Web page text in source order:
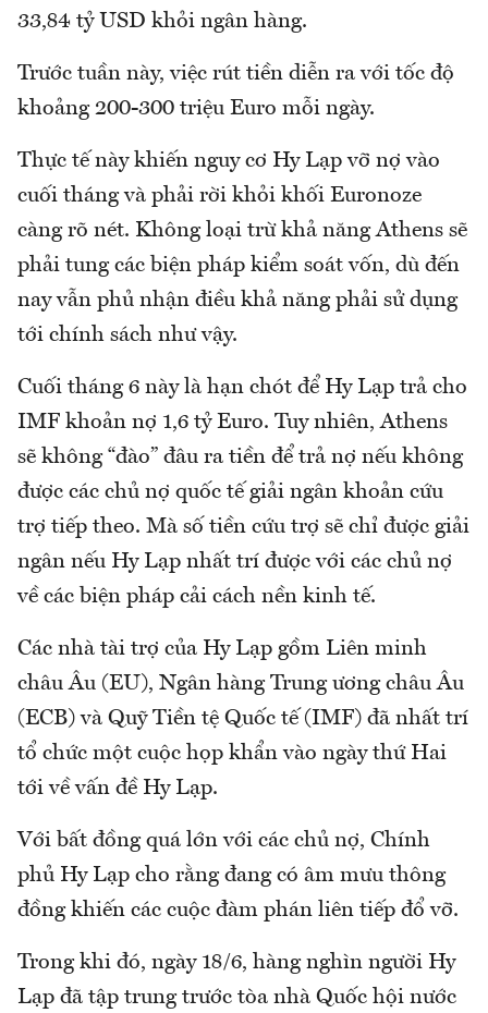
33,84 tỷ USD khỏi ngân hàng.
Trước tuần này, việc rút tiền diễn ra với tốc độ
khoảng 200-300 triệu Euro mỗi ngày.
Thực tế này khiến nguy cơ Hy Lạp vỡ nợ vào
cuối tháng và phải rời khỏi khối Euronoze
càng rõ nét. Không loại trừ khả năng Athens sẽ
phải tung các biện pháp kiểm soát vốn, dù đến
nay vẫn phủ nhận điều khả năng phải sử dụng
tới chính sách như vậy.
Cuối tháng 6 này là hạn chót để Hy Lạp trả cho
IMF khoản nợ 1,6 tỷ Euro. Tuy nhiên, Athens
sẽ không “đào” đâu ra tiền để trả nợ nếu không
được các chủ nợ quốc tế giải ngân khoản cứu
trợ tiếp theo. Mà số tiền cứu trợ sẽ chỉ được giải
ngân nếu Hy Lạp nhất trí được với các chủ nợ
về các biện pháp cải cách nền kinh tế.
Các nhà tài trợ của Hy Lạp gồm Liên minh
châu Âu (EU), Ngân hàng Trung ương châu Âu
(ECB) và Quỹ Tiền tệ Quốc tế (IMF) đã nhất trí
tổ chức một cuộc họp khẩn vào ngày thứ Hai
tới về vấn đề Hy Lạp.
Với bất đồng quá lớn với các chủ nợ, Chính
phủ Hy Lạp cho rằng đang có âm mưu thông
đồng khiến các cuộc đàm phán liên tiếp đổ vỡ.
Trong khi đó, ngày 18/6, hàng nghìn người Hy
Lạp đã tập trung trước tòa nhà Quốc hội nước